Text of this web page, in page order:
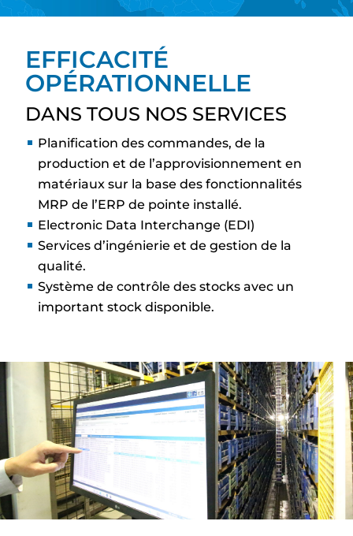
EFFICACITÉ
OPÉRATIONNELLE
DANS TOUS NOS SERVICES
Planification des commandes, de la
production et de l’approvisionnement en
matériaux sur la base des fonctionnalités
MRP de l’ERP de pointe installé.
Electronic Data Interchange (EDI)
Services d’ingénierie et de gestion de la
qualité.
Système de contrôle des stocks avec un
important stock disponible.